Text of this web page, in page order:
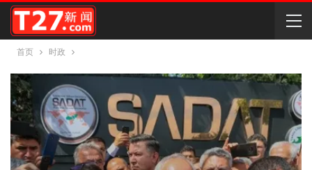
首页 时政